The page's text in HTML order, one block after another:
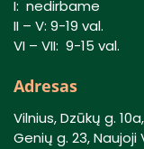
I: nedirbame
II – V: 9-19 val.
VI – VII: 9-15 val.
Adresas
Vilnius, Dzūkų g.
Genių g. 23, Naujoji